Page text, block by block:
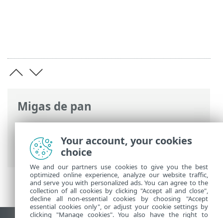
Migas de pan
Ayuda en línea de ESET>ESET PROTECT
On-Prem
>Introducción>Arquitectura>
Servidor
Your account, your cookies
choice
We and our partners use cookies to give you the best
optimized online experience, analyze our website traffic,
and serve you with personalized ads. You can agree to the
collection of all cookies by clicking "Accept all and close",
decline all non-essential cookies by choosing "Accept
essential cookies only", or adjust your cookie settings by
clicking "Manage cookies". You also have the right to